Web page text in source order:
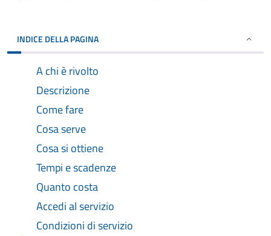
INDICE DELLA PAGINA
A chi è rivolto
Descrizione
Come fare
Cosa serve
Cosa si ottiene
Tempi e scadenze
Quanto costa
Accedi al servizio
Condizioni di servizio